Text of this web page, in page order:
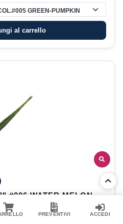
GREEN-PUMPKIN
al carrello
#006 WATER MELON
PREVENTIVI ACCEDI